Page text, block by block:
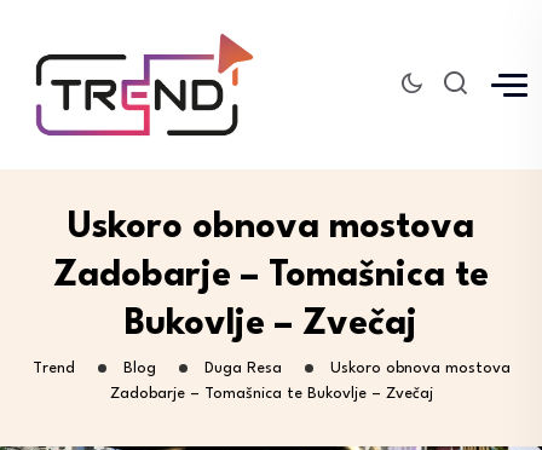
Uskoro obnova mostova
Zadobarje – Tomašnica te
Bukovlje – Zvečaj
Trend Blog Duga Resa
Uskoro obnova mostova
Zadobarje – Tomašnica te Bukovlje – Zvečaj